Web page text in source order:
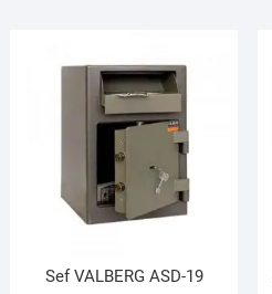
Sef VALBERG ASD-19